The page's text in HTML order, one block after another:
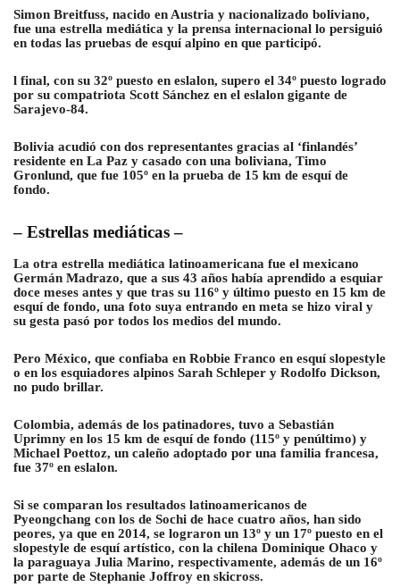
Simon Breitfuss, nacido en Austria y nacionalizado boliviano,
fue una estrella mediática y la prensa internacional lo persiguió
en todas las pruebas de esquí alpino en que participó.
l final, con su 32º puesto en eslalon, supero el 34º puesto logrado
por su compatriota Scott Sánchez en el eslalon gigante de
Sarajevo-84.
Bolivia acudió con dos representantes gracias al ‘finlandés’
residente en La Paz y casado con una boliviana, Timo
Gronlund, que fue 105º en la prueba de 15 km de esquí de
fondo.
– Estrellas mediáticas –
La otra estrella mediática latinoamericana fue el mexicano
Germán Madrazo, que a sus 43 años había aprendido a esquiar
doce meses antes y que tras su 116º y último puesto en 15 km de
esquí de fondo, una foto suya entrando en meta se hizo viral y
su gesta pasó por todos los medios del mundo.
Pero México, que confiaba en Robbie Franco en esquí slopestyle
o en los esquiadores alpinos Sarah Schleper y Rodolfo Dickson,
no pudo brillar.
Colombia, además de los patinadores, tuvo a Sebastián
Uprimny en los 15 km de esquí de fondo (115º y penúltimo) y
Michael Poettoz, un caleño adoptado por una familia francesa,
fue 37º en eslalon.
Si se comparan los resultados latinoamericanos de
Pyeongchang con los de Sochi de hace cuatro años, han sido
peores, ya que en 2014, se lograron un 13º y un 17º puesto en el
slopestyle de esquí artístico, con la chilena Dominique Ohaco y
la paraguaya Julia Marino, respectivamente, además de un 16º
por parte de Stephanie Joffroy en skicross.